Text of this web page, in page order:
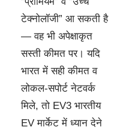
टेक्नोलॉजी” आ सकती है
— वह भी अपेक्षाकृत
सस्ती कीमत पर। यदि
भारत में सही कीमत व
लोकल-सपोर्ट नेटवर्क
मिले, तो EV3 भारतीय
EV मार्केट में ध्यान देने